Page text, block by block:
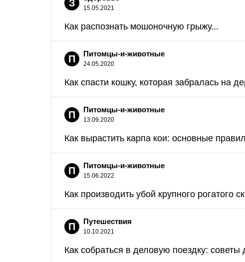
З 15.05.2021
Как распознать мошоночную грыжу...
П Питомцы-и-животные
24.05.2020
Как спасти кошку, которая забралась на
П Питомцы-и-животные
13.09.2020
Как вырастить карпа кои: основные
П Питомцы-и-животные
15.06.2022
Как производить убой крупного рогатого
П Путешествия
10.10.2021
Как собраться в деловую поездку: